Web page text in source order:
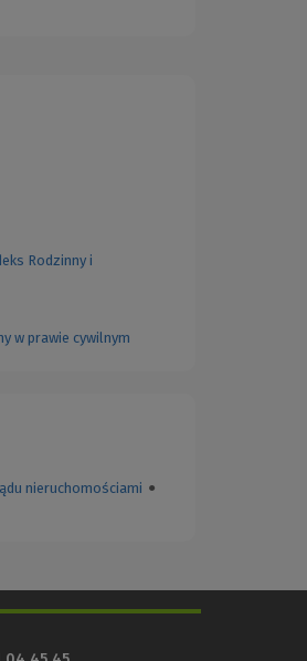
Rodzinny i
w prawie cywilnym
nieruchomościami ●